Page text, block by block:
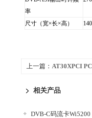
率
尺寸（宽×长×高）
上一篇： AT30XPCI
相关产品
DVB-C码流卡Wi5200